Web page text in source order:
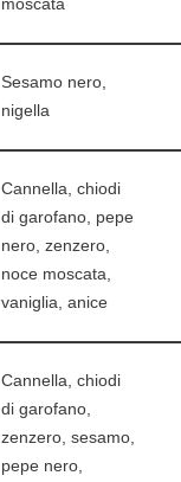
moscata
Sesamo nero,
nigella
Cannella, chiodi
di garofano, pepe
nero, zenzero,
noce moscata,
vaniglia, anice
Cannella, chiodi
di garofano,
zenzero, sesamo,
pepe nero,